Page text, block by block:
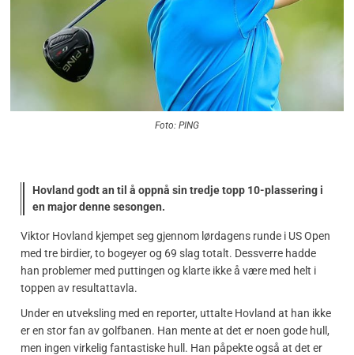
Foto: PING
Hovland godt an til å oppnå sin tredje topp 10-plassering i
en major denne sesongen.
Viktor Hovland kjempet seg gjennom lørdagens runde i US Open
med tre birdier, to bogeyer og 69 slag totalt. Dessverre hadde
han problemer med puttingen og klarte ikke å være med helt i
toppen av resultattavla.
Under en utveksling med en reporter, uttalte Hovland at han ikke
er en stor fan av golfbanen. Han mente at det er noen gode hull,
men ingen virkelig fantastiske hull. Han påpekte også at det er